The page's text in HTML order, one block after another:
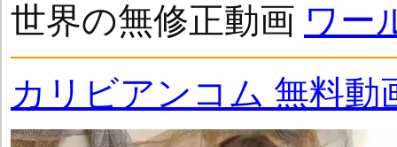
世界の無修正動画 ワー
カリビアンコム 無料動